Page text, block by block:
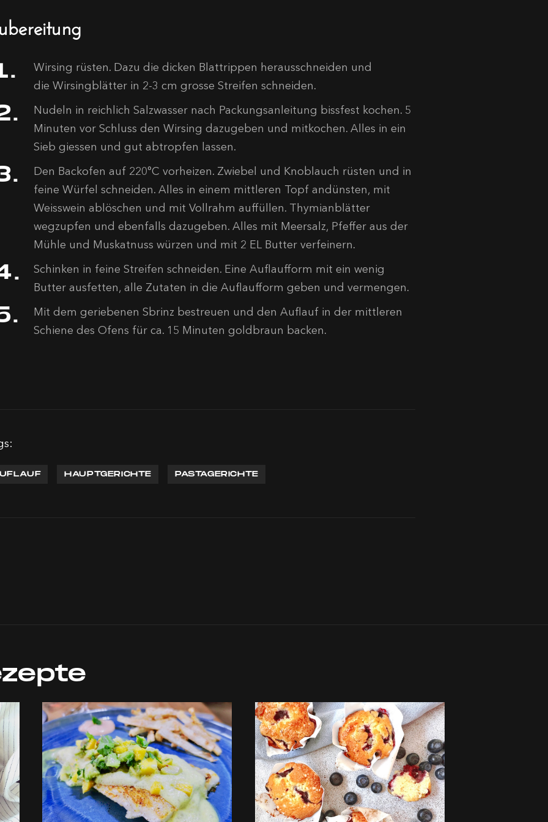
Wirsing rüsten. Dazu die dicken Blattrippen herausschneiden und
die Wirsingblätter in 2-3 cm grosse Streifen schneiden.
Nudeln in reichlich Salzwasser nach Packungsanleitung bissfest kochen. 5
Minuten vor Schluss den Wirsing dazugeben und mitkochen. Alles in ein
Sieb giessen und gut abtropfen lassen.
Den Backofen auf 220°C vorheizen. Zwiebel und Knoblauch rüsten und in
feine Würfel schneiden. Alles in einem mittleren Topf andünsten, mit
Weisswein ablöschen und mit Vollrahm auffüllen. Thymianblätter
wegzupfen und ebenfalls dazugeben. Alles mit Meersalz, Pfeffer aus der
Mühle und Muskatnuss würzen und mit 2 EL Butter verfeinern.
Schinken in feine Streifen schneiden. Eine Auflaufform mit ein wenig
Butter ausfetten, alle Zutaten in die Auflaufform geben und vermengen.
Mit dem geriebenen Sbrinz bestreuen und den Auflauf in der mittleren
Schiene des Ofens für ca. 15 Minuten goldbraun backen.
HAUPTGERICHTE PASTAGERICHTE